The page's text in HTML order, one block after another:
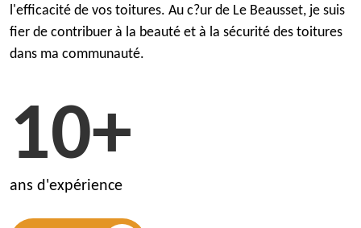
l'efficacité de vos toitures. Au c?ur de Le Beausset, je suis
fier de contribuer à la beauté et à la sécurité des toitures
dans ma communauté.
10+
ans d'expérience